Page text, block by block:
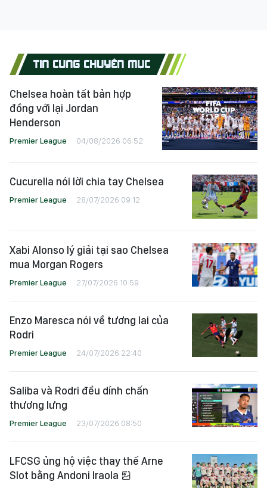
TIN CÙNG CHUYÊN MỤC
Chelsea hoàn tất bản hợp
đồng với lại Jordan
Henderson
Premier League 04/08/2026 06:52
Cucurella nói lời chia tay Chelsea
Premier League 28/07/2026 09:12
Xabi Alonso lý giải tại sao Chelsea
mua Morgan Rogers
Premier League 27/07/2026 10:59
Enzo Maresca nói về tương lai của
Rodri
Premier League 24/07/2026 22:40
Saliba và Rodri đều dính chấn
thương lưng
Premier League 23/07/2026 08:50
LFCSG ủng hộ việc thay thế Arne
Slot bằng Andoni Iraola